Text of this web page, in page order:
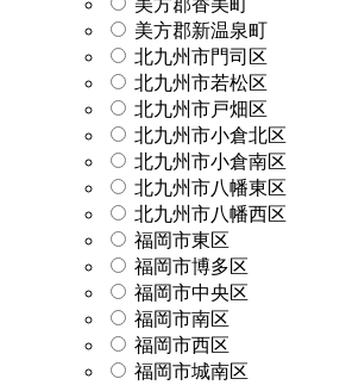
美方郡新温泉町
北九州市門司区
北九州市若松区
北九州市戸畑区
北九州市小倉北区
北九州市小倉南区
北九州市八幡東区
北九州市八幡西区
福岡市東区
福岡市博多区
福岡市中央区
福岡市南区
福岡市西区
福岡市城南区